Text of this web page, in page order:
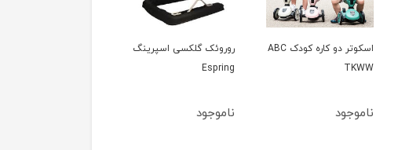
اسکوتر دو کاره کودک ABC
TKWW
ناموجود
روروئک گلکسی اسپرینگ
Espring
ناموجود